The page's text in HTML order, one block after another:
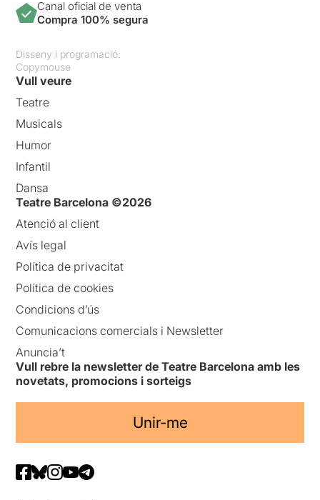
Canal oficial de venta
Compra 100% segura
Disseny i programació:
Copymouse
Vull veure
Teatre
Musicals
Humor
Infantil
Dansa
Teatre Barcelona ©2026
Atenció al client
Avís legal
Política de privacitat
Política de cookies
Condicions d’ús
Comunicacions comercials i Newsletter
Anuncia’t
Vull rebre la newsletter de Teatre Barcelona amb les
novetats, promocions i sorteigs
Unir-me